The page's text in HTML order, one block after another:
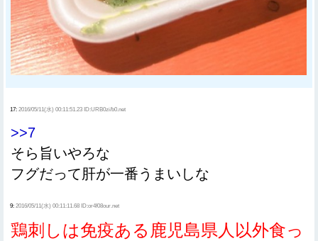
17: 2016/05/11(水) 00:11:51.23 ID:URB0zi/b0.net
>>7
そら旨いやろな
フグだって肝が一番うまいしな
9: 2016/05/11(水) 00:11:11.68 ID:or4f08our.net
鶏刺しは免疫ある鹿児島県人以外食っ